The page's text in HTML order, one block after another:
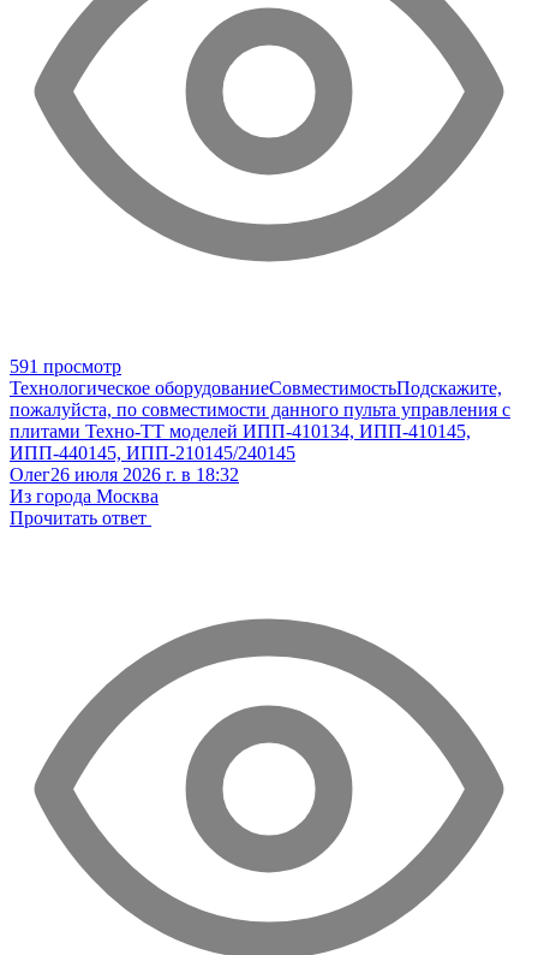
591 просмотр
Технологическое оборудованиеСовместимостьПодскажите,
пожалуйста, по совместимости данного пульта управления с
плитами Техно-ТТ моделей ИПП-410134, ИПП-410145,
ИПП-440145, ИПП-210145/240145
Олег26 июля 2026 г. в 18:32
Из города Москва
Прочитать ответ